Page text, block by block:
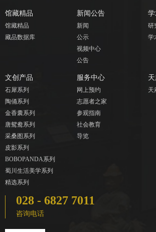
馆藏精品
馆藏精品
藏品数据库
新闻公告
新闻
公示
视频中心
公告
研
学
文创产品
石犀系列
陶俑系列
金香囊系列
唐鸳鸯系列
采桑图系列
皮影系列
BOBOPANDA系列
蜀川生活美学系列
精选系列
服务中心
网上预约
志愿者之家
参观指南
社会教育
导览
天
028 - 6827 7011
咨询电话